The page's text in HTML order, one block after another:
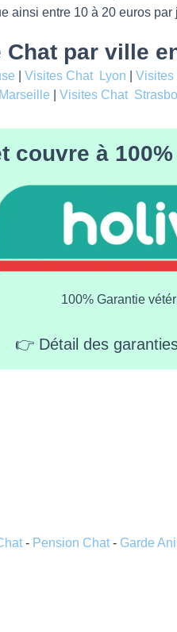
ainsi entre 10 à 20 euros par
par ville
Visites Chat Lyon
Visites Chat
couvre à
100% Garantie
👉 Détail des
- Pension Chat- Garde